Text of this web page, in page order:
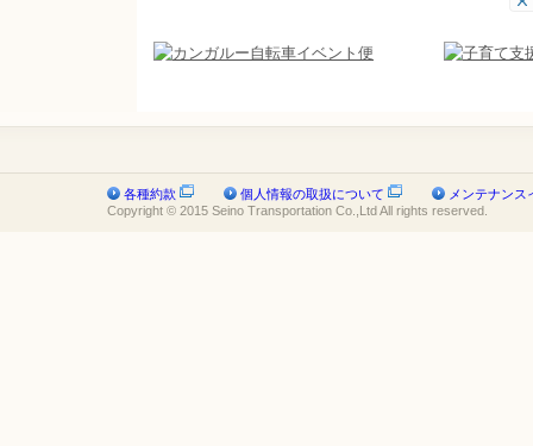
各種約款 個人情報の取扱について
メンテナン
Copyright © 2015 Seino Transportation Co.,Ltd All rights reserved.